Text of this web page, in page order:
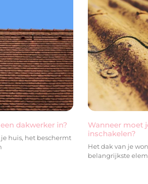
dakwerker in?
huis, het beschermt
Wanneer moet
inschakelen?
Het dak van je
belangrijkste